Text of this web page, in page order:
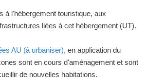
à l'hébergement touristique, aux
liées à cet hébergement (UT).
AU (à urbaniser), en application du
sont en cours d'aménagement et sont
de nouvelles habitations.